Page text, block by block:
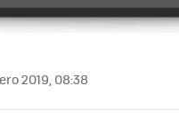
2019, 08:38